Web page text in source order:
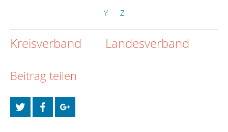
Y Z
Kreisverband Landesverband
Beitrag teilen